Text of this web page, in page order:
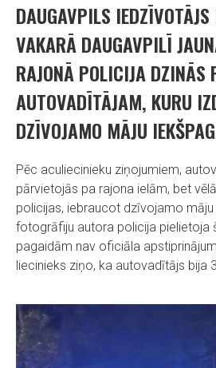
DAUGAVPILS
VAKARĀ DAUGAVPILĪ
RAJONĀ POLICIJA DZINĀS
AUTOVADĪTĀJAM, KURU
DZĪVOJAMO MĀJU
Pēc aculiecinieku ziņojumiem,
pārvietojās pa rajona ielām, bet
policijas, iebraucot dzīvojamo
fotogrāfiju autora policija pielietoja
pagaidām nav oficiāla
liecinieks ziņo, ka autovadītājs bija